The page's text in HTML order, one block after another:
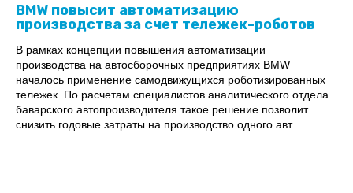
BMW повысит автоматизацию
производства за счет тележек-роботов
В рамках концепции повышения автоматизации
производства на автосборочных предприятиях BMW
началось применение самодвижущихся роботизированных
тележек. По расчетам специалистов аналитического отдела
баварского автопроизводителя такое решение позволит
снизить годовые затраты на производство одного авт...